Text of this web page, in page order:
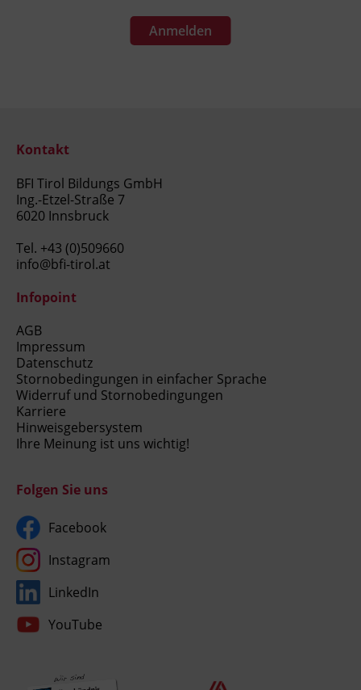
Anmelden
Kontakt
BFI Tirol Bildungs GmbH
Ing.-Etzel-Straße 7
6020 Innsbruck
Tel. +43 (0)509660
info@bfi-tirol.at
Infopoint
AGB
Impressum
Datenschutz
Stornobedingungen in einfacher Sprache
Widerruf und Stornobedingungen
Karriere
Hinweisgebersystem
Ihre Meinung ist uns wichtig!
Folgen Sie uns
Facebook
Instagram
LinkedIn
YouTube